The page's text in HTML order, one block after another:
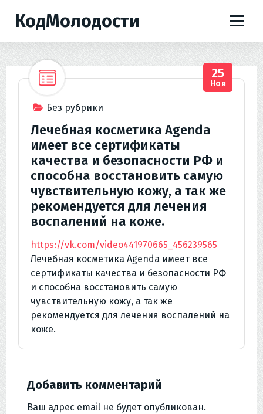
е
КодМолодости
Без рубрики
25
Ноя
Лечебная косметика Agenda
имеет все сертификаты
качества и безопасности РФ и
способна восстановить самую
чувствительную кожу, а так же
рекомендуется для лечения
воспалений на коже.
https://vk.com/video441970665_456239565
Лечебная косметика Agenda имеет все
сертификаты качества и безопасности РФ
и способна восстановить самую
чувствительную кожу, а так же
рекомендуется для лечения воспалений на
коже.
Добавить комментарий
Ваш адрес email не будет опубликован.